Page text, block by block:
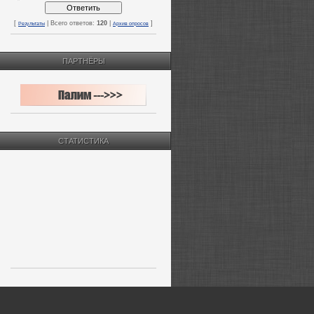
[ Результаты | Всего ответов: 120 Архив опросов ]
ПАРТНЁРЫ
СТАТИСТИКА